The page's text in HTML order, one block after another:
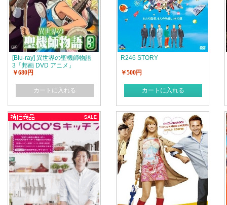
[Blu-ray] 異世界の聖機師物語
3「邦画 DVD アニメ」
￥680円
カートに入れる
R246 STORY
￥500円
カートに入れる